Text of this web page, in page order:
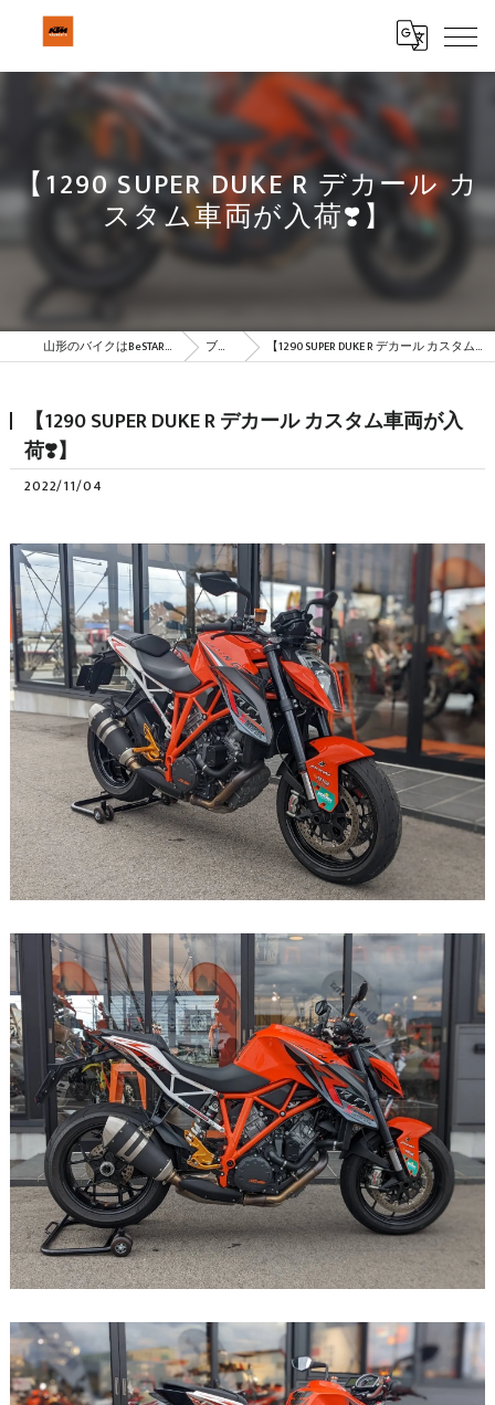
【1290 SUPER DUKE R デカール カ
スタム車両が入荷❣️】
山形のバイクはBeSTAR株式会社 ブログ 【1290 SUPER DUKE R デカール カスタム車両が入荷❣️】
【1290 SUPER DUKE R デカール カスタム車両が入
荷❣️】
2022/11/04